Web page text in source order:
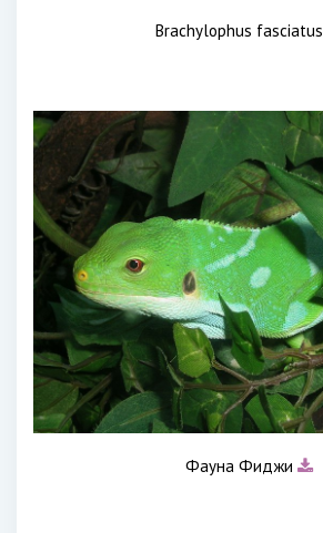
Brachylophus fasciatus
Фауна Фиджи